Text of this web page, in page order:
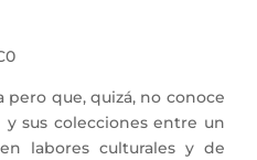
que, quizá, no conoce
sus colecciones entre un
labores culturales y de